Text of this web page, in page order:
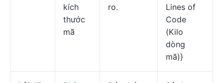
kích
thước
mã
ro.
Lines of
Code
(Kilo
dòng
mã)}